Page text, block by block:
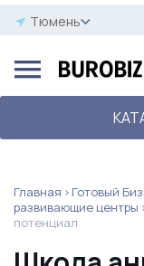
Тюмень
Главная Готовый
развивающие центры
потенциал